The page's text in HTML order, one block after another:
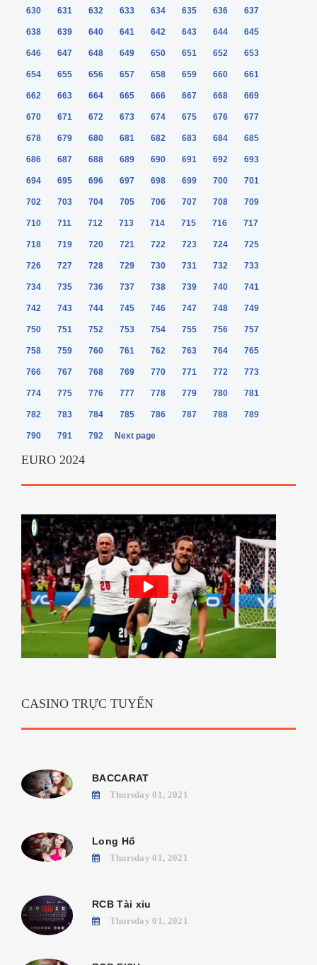
630 631 632 633 634 635 636 637
638 639 640 641 642 643 644 645
646 647 648 649 650 651 652 653
654 655 656 657 658 659 660 661
662 663 664 665 666 667 668 669
670 671 672 673 674 675 676 677
678 679 680 681 682 683 684 685
686 687 688 689 690 691 692 693
694 695 696 697 698 699 700 701
702 703 704 705 706 707 708 709
710 711 712 713 714 715 716 717
718 719 720 721 722 723 724 725
726 727 728 729 730 731 732 733
734 735 736 737 738 739 740 741
742 743 744 745 746 747 748 749
750 751 752 753 754 755 756 757
758 759 760 761 762 763 764 765
766 767 768 769 770 771 772 773
774 775 776 777 778 779 780 781
782 783 784 785 786 787 788 789
790 791 792 Next page
EURO 2024
CASINO TRỰC TUYẾN
BACCARAT
Thursday 01, 2021
Long Hổ
Thursday 01, 2021
RCB Tài xỉu
Thursday 01, 2021